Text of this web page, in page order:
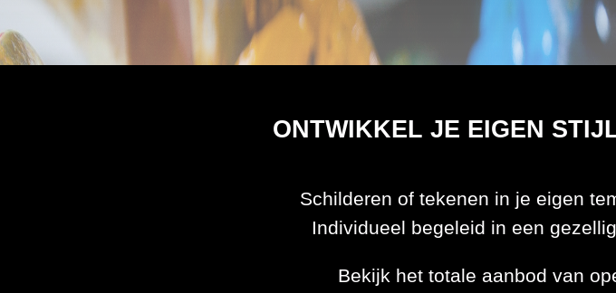
ONTWIKKEL JE EIGEN
Schilderen of tekenen in je eigen
Individueel begeleid in een
Bekijk het totale aanbod van